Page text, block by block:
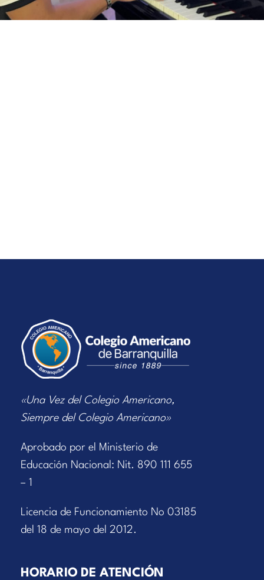
«Una Vez del Colegio Americano,
Siempre del Colegio Americano»
Aprobado por el Ministerio de
Educación Nacional: Nit. 890 111 655
– 1
Licencia de Funcionamiento No 03185
del 18 de mayo del 2012.
HORARIO DE ATENCIÓN